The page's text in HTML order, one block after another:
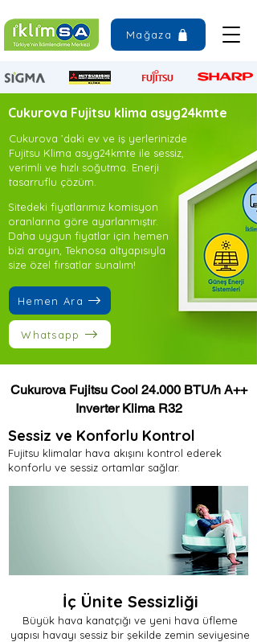
Mağaza
Cukurova Fujitsu klima asyg24kmte
Cukurova ’daki ev ve iş yerlerinizde
Fujitsu Klima asyg24kmte ile sessiz,
verimli ve hızlı soğutma. Enerji
tasarruflu çözüm.
Sitedeki fiyatlarımız komisyon
oranlarına göre ayarlanmıştır.
Daha uygun fiyatlar için hemen
bizi arayın, Teknosa altyapısıyla
size özel fırsatlar sunalım!
Hemen Ara
Whatsapp
Cukurova Fujitsu Cool 24.000 BTU/h A++
Inverter Klima R32
Sessiz ve Konforlu Kontrol
Fujitsu klimalar hava akışını kontrol ederek
konforlu ve sessiz ortamlar sağlar.
İç Ünite Sessizliği
Büyük hava kanatçığı ve yeni hava üfleme
yapısı havayı sessiz bir şekilde zemin seviyesine